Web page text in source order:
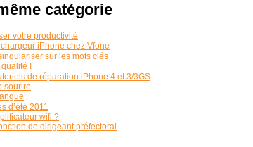
catégorie
votre productivité
iPhone chez Vfone
sur les mots clés
!
de réparation iPhone 4 et 3/3GS
sourire
d’été 2011
wifi ?
de dirigeant préfectoral